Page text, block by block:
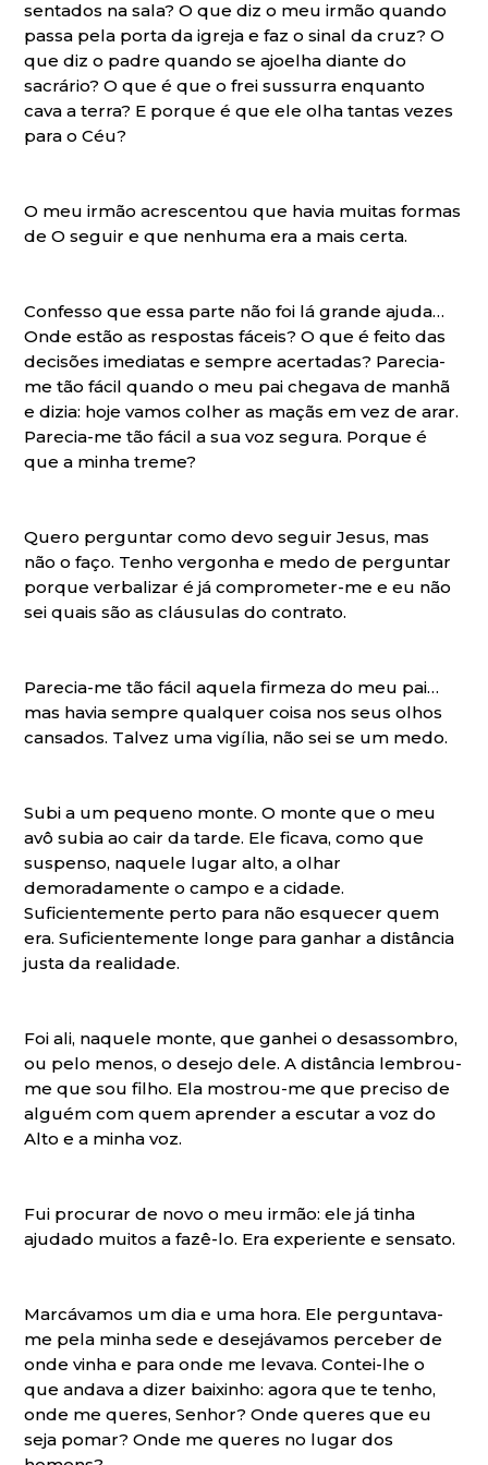
sentados na sala? O que diz o meu irmão quando
passa pela porta da igreja e faz o sinal da cruz? O
que diz o padre quando se ajoelha diante do
sacrário? O que é que o frei sussurra enquanto
cava a terra? E porque é que ele olha tantas vezes
para o Céu?
O meu irmão acrescentou que havia muitas formas
de O seguir e que nenhuma era a mais certa.
Confesso que essa parte não foi lá grande ajuda…
Onde estão as respostas fáceis? O que é feito das
decisões imediatas e sempre acertadas? Parecia-
me tão fácil quando o meu pai chegava de manhã
e dizia: hoje vamos colher as maçãs em vez de arar.
Parecia-me tão fácil a sua voz segura. Porque é
que a minha treme?
Quero perguntar como devo seguir Jesus, mas
não o faço. Tenho vergonha e medo de perguntar
porque verbalizar é já comprometer-me e eu não
sei quais são as cláusulas do contrato.
Parecia-me tão fácil aquela firmeza do meu pai…
mas havia sempre qualquer coisa nos seus olhos
cansados. Talvez uma vigília, não sei se um medo.
Subi a um pequeno monte. O monte que o meu
avô subia ao cair da tarde. Ele ficava, como que
suspenso, naquele lugar alto, a olhar
demoradamente o campo e a cidade.
Suficientemente perto para não esquecer quem
era. Suficientemente longe para ganhar a distância
justa da realidade.
Foi ali, naquele monte, que ganhei o desassombro,
ou pelo menos, o desejo dele. A distância lembrou-
me que sou filho. Ela mostrou-me que preciso de
alguém com quem aprender a escutar a voz do
Alto e a minha voz.
Fui procurar de novo o meu irmão: ele já tinha
ajudado muitos a fazê-lo. Era experiente e sensato.
Marcávamos um dia e uma hora. Ele perguntava-
me pela minha sede e desejávamos perceber de
onde vinha e para onde me levava. Contei-lhe o
que andava a dizer baixinho: agora que te tenho,
onde me queres, Senhor? Onde queres que eu
seja pomar? Onde me queres no lugar dos
Italian